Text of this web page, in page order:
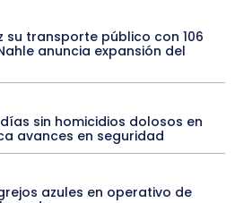
su transporte público con 106
anuncia expansión del
sin homicidios dolosos en
avances en seguridad
azules en operativo de